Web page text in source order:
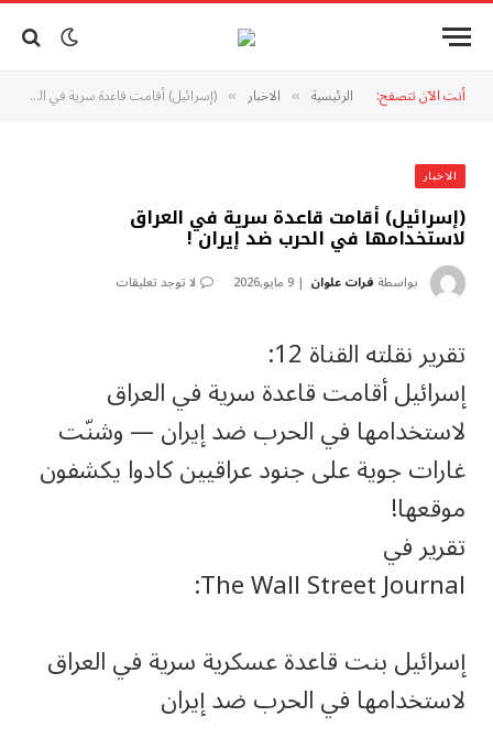
أنت الآن تتصفح: الرئيسية » الاخبار » (إسرائيل) أقامت قاعدة سرية في العراق لاستخدامها في الحرب ضد إيران !
الاخبار
(إسرائيل) أقامت قاعدة سرية في العراق
لاستخدامها في الحرب ضد إيران !
بواسطة فرات علوان 9 مايو,2026 لا توجد تعليقات
تقرير نقلته القناة 12:
إسرائيل أقامت قاعدة سرية في العراق
لاستخدامها في الحرب ضد إيران — وشنّت
غارات جوية على جنود عراقيين كادوا يكشفون
موقعها!
تقرير في
The Wall Street Journal:
إسرائيل بنت قاعدة عسكرية سرية في العراق
لاستخدامها في الحرب ضد إيران